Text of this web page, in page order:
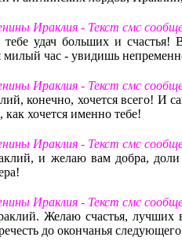
Ираклия - Текст смс
удач больших и
милый час - увидишь
Ираклия - Текст смс
конечно, хочется всего! И
как хочется именно тебе!
Ираклия - Текст смс
и желаю вам добра,
Ираклия - Текст смс
Желаю счастья, лучших
до окончанья